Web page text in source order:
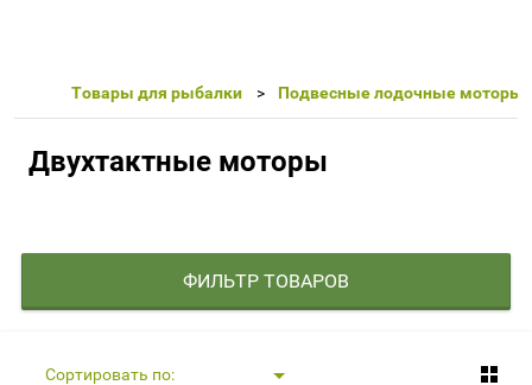
Товары для рыбалки Подвесные лодочные моторы
Двухтактные моторы
ФИЛЬТР ТОВАРОВ
Сортировать по: